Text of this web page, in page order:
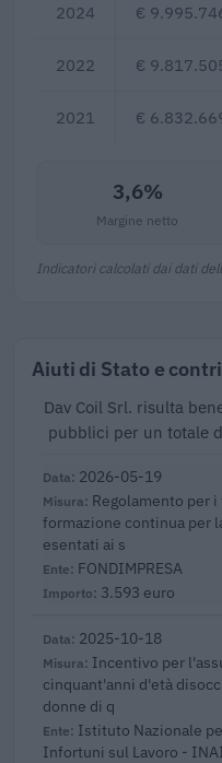
2024 €
2022 €
2021 €
3,6%
Margine netto
Indicatori calcolati dai dati
Aiuti di Stato e
Dav Coil Srl. risulta
pubblici per un totale
2026-05-19
Regolamento per
formazione continua per
esentati ai s
FONDIMPRESA
3.593 euro
2025-10-18
Incentivo per
cinquant'anni d'età
donne di q
Istituto Nazionale
Infortuni sul Lavoro -